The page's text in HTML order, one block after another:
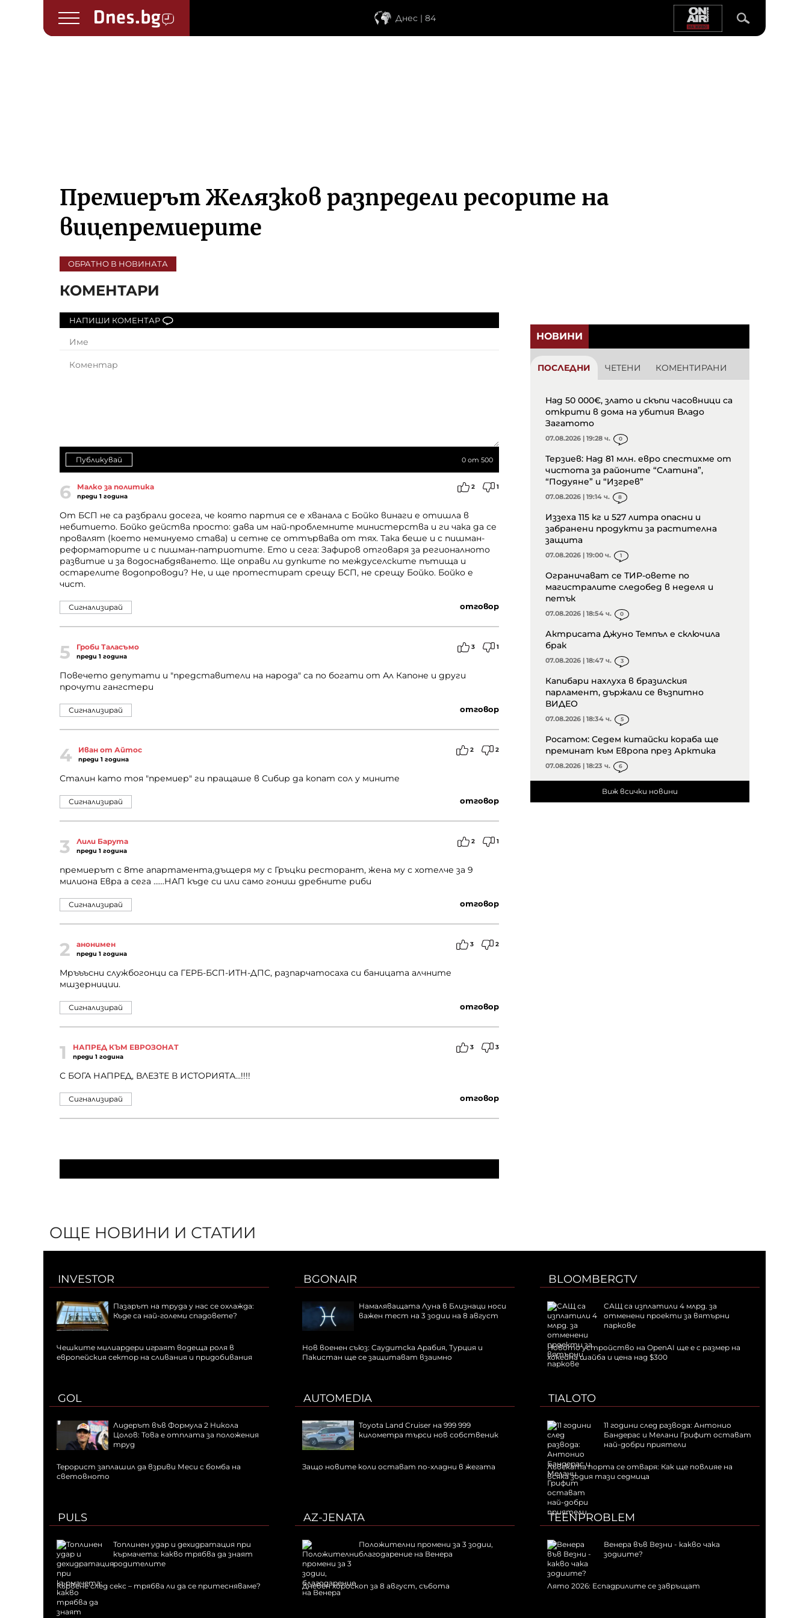
Днес | 84
Премиерът Желязков разпредели ресорите на
вицепремиерите
ОБРАТНО В НОВИНАТА
КОМЕНТАРИ
НАПИШИ КОМЕНТАР
0 от 500
Публикувай
6 Малко за политика
преди 1 година
2 1
От БСП не са разбрали досега, че която партия се е хванала с Бойко винаги е отишла в
небитието. Бойко действа просто: дава им най-проблемните министерства и ги чака да се
провалят (което неминуемо става) и сетне се оттървава от тях. Така беше и с пишман-
реформаторите и с пишман-патриотите. Ето и сега: Зафиров отговаря за регионалното
развитие и за водоснабдяването. Ще оправи ли дупките по междуселските пътища и
остарелите водопроводи? Не, и ще протестират срещу БСП, не срещу Бойко. Бойко е
чист.
отговор
Сигнализирай
5 Гроби Таласъмо
преди 1 година
3 1
Повечето депутати и "представители на народа" са по богати от Ал Капоне и други
прочути гангстери
отговор
Сигнализирай
4 Иван от Айтос
преди 1 година
2 2
Сталин като тоя "премиер" ги пращаше в Сибир да копат сол у мините
отговор
Сигнализирай
3 Лили Барута
преди 1 година
2 1
премиерът с 8те апартамента,дъщеря му с Гръцки ресторант, жена му с хотелче за 9
милиона Евра а сега ......НАП къде си или само гониш дребните риби
отговор
Сигнализирай
2 анонимен
преди 1 година
3 2
Мръъъсни службогонци са ГЕРБ-БСП-ИТН-ДПС, разпарчатосаха си баницата алчните
мшзерниции.
отговор
Сигнализирай
1 НАПРЕД КЪМ ЕВРОЗОНАТ
преди 1 година
3 3
С БОГА НАПРЕД, ВЛЕЗТЕ В ИСТОРИЯТА...!!!!
отговор
Сигнализирай
НОВИНИ
ПОСЛЕДНИ ЧЕТЕНИ КОМЕНТИРАНИ
Над 50 000€, злато и скъпи часовници са
открити в дома на убития Владо
Загатото
07.08.2026 | 19:28 ч. 0
Терзиев: Над 81 млн. евро спестихме от
чистота за районите “Слатина”,
“Подуяне” и “Изгрев”
07.08.2026 | 19:14 ч. 8
Иззеха 115 кг и 527 литра опасни и
забранени продукти за растителна
защита
07.08.2026 | 19:00 ч. 1
Ограничават се ТИР-овете по
магистралите следобед в неделя и
петък
07.08.2026 | 18:54 ч. 0
Актрисата Джуно Темпъл е сключила
брак
07.08.2026 | 18:47 ч. 3
Капибари нахлуха в бразилския
парламент, държали се възпитно
ВИДЕО
07.08.2026 | 18:34 ч. 5
Росатом: Седем китайски кораба ще
преминат към Европа през Арктика
07.08.2026 | 18:23 ч. 6
Виж всички новини
ОЩЕ НОВИНИ И СТАТИИ
INVESTOR
Пазарът на труда у нас се охлажда:
Къде са най-големи спадовете?
Чешките милиардери играят водеща роля в
европейския сектор на сливания и придобивания
BGONAIR
Намаляващата Луна в Близнаци носи
важен тест на 3 зодии на 8 август
Нов военен съюз: Саудитска Арабия, Турция и
Пакистан ще се защитават взаимно
BLOOMBERGTV
САЩ са изплатили 4 млрд. за
отменени проекти за вятърни
паркове
Новото устройство на OpenAI ще е с размер на
хокейна шайба и цена над $300
GOL
Лидерът във Формула 2 Никола
Цолов: Това е отплата за положения
труд
Терорист заплашил да взриви Меси с бомба на
световното
AUTOMEDIA
Toyota Land Cruiser на 999 999
километра търси нов собственик
Защо новите коли остават по-хладни в жегата
TIALOTO
11 години след развода: Антонио
Бандерас и Мелани Грифит остават
най-добри приятели
Лъвската порта се отваря: Как ще повлияе на
всяка зодия тази седмица
PULS
Топлинен удар и дехидратация при
кърмачета: какво трябва да знаят
родителите
Кървене след секс – трябва ли да се притесняваме?
AZ-JENATA
Положителни промени за 3 зодии,
благодарение на Венера
Дневен хороскоп за 8 август, събота
TEENPROBLEM
Венера във Везни - какво чака
зодиите?
Лято 2026: Еспадрилите се завръщат